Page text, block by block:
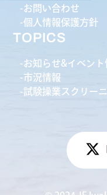
お問い合わせ
個人情報保護方針
TOPICS
お知らせ&イベント
市況情報
試験操業スクリー